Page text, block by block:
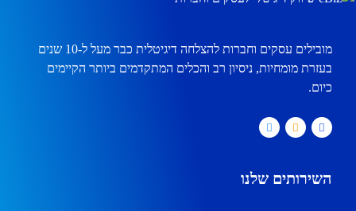
מובילים עסקים וחברות להצלחה דיגיטלית כבר מעל ל-10 שנים
בעזרת מומחיות, ניסיון רב והכלים המתקדמים ביותר הקיימים
כיום.
השירותים שלנו